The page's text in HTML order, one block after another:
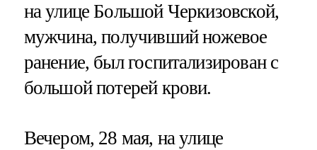
на улице Большой Черкизовской,
мужчина, получивший ножевое
ранение, был госпитализирован с
большой потерей крови.
Вечером, 28 мая, на улице